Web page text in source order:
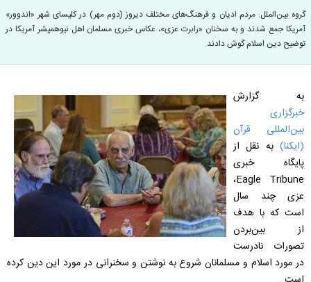
گروه بین‌الملل: مردم ادیان و فرهنگ‌های مختلف دیروز (دوم مهر) در کلیسای شهر «اندوور»
آمریکا جمع شدند و به سخنان «رابرت عزی»، عکاس خبری مسلمان اهل نیوهمپشر آمریکا در
توضیح دین اسلام گوش دادند.
به گزارش
خبرگزاری
بین‌المللی قرآن
(ایکنا) به نقل از
پایگاه خبری
Eagle Tribune،
عزی چند سال
است که با هدف
از بین‌بردن
تصورات نادرست
در مورد اسلام و مسلمانان شروع به نوشتن و سخنرانی در مورد این دین کرده